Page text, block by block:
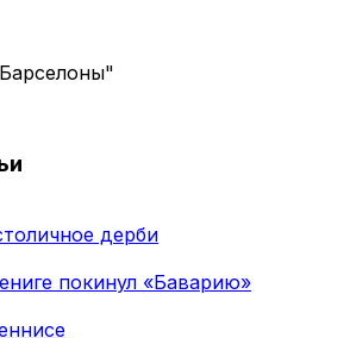
дерби
покинул «Баварию»